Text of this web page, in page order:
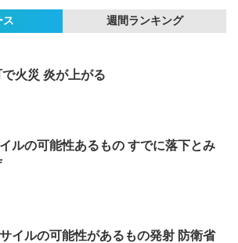
ス 週間ランキング
火災 炎が上がる
ルの可能性あるもの すでに落下とみ
イルの可能性があるもの発射 防衛省